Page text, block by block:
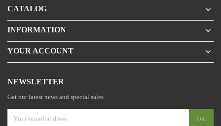
CATALOG 
INFORMATION 
YOUR ACCOUNT 
NEWSLETTER
Get our latest news and special sales